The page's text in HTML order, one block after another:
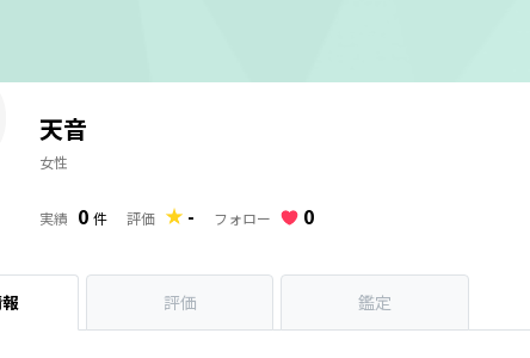
天音
女性
実績 0 件 評価 - フォロー 0
評価 鑑定